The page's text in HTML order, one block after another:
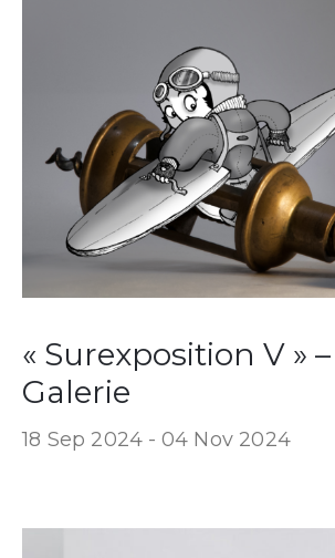
« Surexposition V »
Galerie
18 Sep 2024 - 04 Nov 2024